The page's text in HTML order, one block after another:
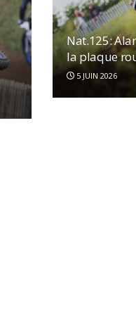
Nat.125:
la plaque
5 JUIN 2026